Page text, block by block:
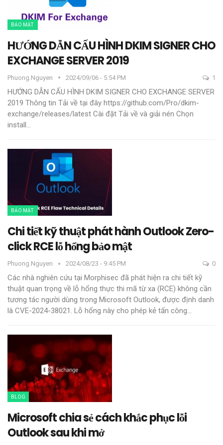
BẢO MẬT
HƯỚNG DẪN CẤU HÌNH DKIM SIGNER CHO
EXCHANGE SERVER 2019
Phuong.nguyen 2024/09/06 - 5:54 PM 1
HƯỚNG DẪN CẤU HÌNH DKIM SIGNER CHO EXCHANGE SERVER
2019 Thông tin Tải về tại đây https://github.com/Pro/dkim-
exchange/releases/latest Cài đặt Tải về và giải nén Chọn
install…
BẢO MẬT
Chi tiết kỹ thuật phát hành Outlook Zero-
click RCE lỗ hổng bảo mật
Phuong.nguyen 2024/08/23 - 9:45 PM 0
Các nhà nghiên cứu tại Morphisec đã phát hiện ra chi tiết kỹ
thuật quan trọng về lỗ hổng thực thi mã từ xa (RCE) không cần
tương tác người dùng trong Microsoft Outlook, được định danh
là CVE-2024-38021. Lỗ hổng này cho phép kẻ tấn công…
BLOG
Microsoft chia sẻ cách khắc phục lỗi
Outlook sau khi mở